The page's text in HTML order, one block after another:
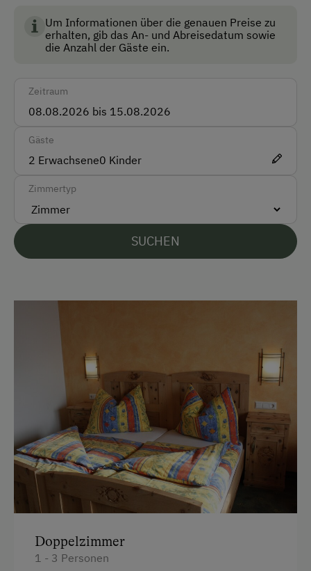
Skischuhtrockner
Anfahrtsmöglichkeiten
Bus
Barzahlung
EC-Karte / Bankomatkarte (Maestro)
Mastercard/Eurocard
Überweisung / SEPA
Vor Ort gesprochene Sprachen
Deutsch
Parken
E-Auto Ladestation
Am Betrieb
Kinder-Ausstattung
Um Informationen über die genauen Preise zu
erhalten, gib das An- und Abreisedatum sowie
die Anzahl der Gäste ein.
Zeitraum
Gäste
2 Erwachsene0 Kinder
Zimmertyp
SUCHEN
Doppelzimmer
1 - 3 Personen